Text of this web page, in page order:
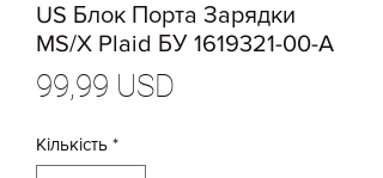
US Блок Порта Зарядки
MS/X Plaid БУ 1619321-00-A
99,99 USD
Кількість *